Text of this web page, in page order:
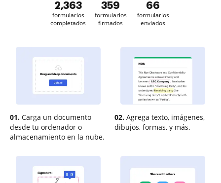
2,364
formularios
completados
359
formularios
firmados
66
formularios
enviados
01. Carga un documento
desde tu ordenador o
almacenamiento en la nube.
02. Agrega texto, imágenes,
dibujos, formas, y más.